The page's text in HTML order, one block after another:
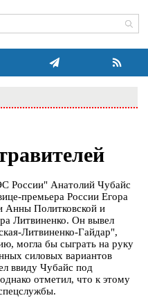
России" Анатолий Чубайс
премьера России Егора
Анны Политковской и
Литвиненко. Он вывел
Литвиненко-Гайдар",
могла бы сыграть на руку
силовых вариантов
ввиду Чубайс под
отметил, что к этому